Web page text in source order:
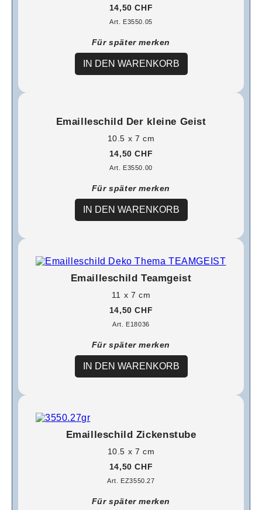
14,50 CHF
Art. E3550.05
Für später merken
IN DEN WARENKORB
Emailleschild Der kleine Geist
10.5 x 7 cm
14,50 CHF
Art. E3550.00
Für später merken
IN DEN WARENKORB
Emailleschild Teamgeist
11 x 7 cm
14,50 CHF
Art. E18036
Für später merken
IN DEN WARENKORB
Emailleschild Zickenstube
10.5 x 7 cm
14,50 CHF
Art. EZ3550.27
Für später merken